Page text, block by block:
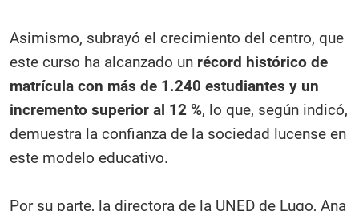
Asimismo, subrayó el crecimiento del centro, que
este curso ha alcanzado un récord histórico de
matrícula con más de 1.240 estudiantes y un
incremento superior al 12 %, lo que, según indicó,
demuestra la confianza de la sociedad lucense en
este modelo educativo.
Por su parte, la directora de la UNED de Lugo, Ana